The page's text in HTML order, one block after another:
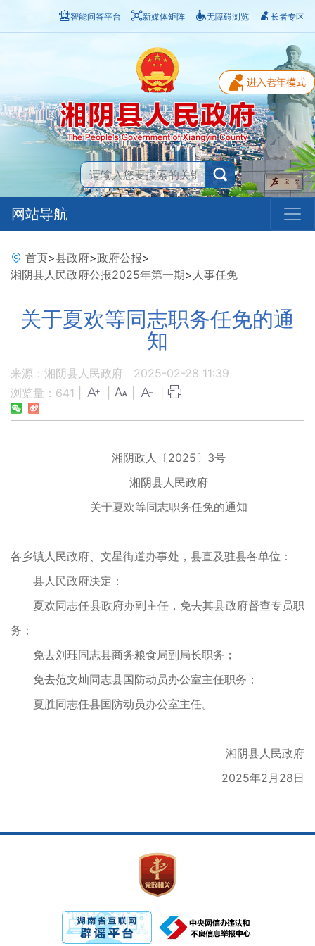
智能问答平台 新媒体矩阵 无障碍浏览 长者专区
网站导航
首页>县政府>政府公报>
湘阴县人民政府公报2025年第一期> 人事任免
关于夏欢等同志职务任免的通
知
来源：湘阴县人民政府
2025-02-28 11:39
浏览量： 641
湘阴政人〔2025〕3号
湘阴县人民政府
关于夏欢等同志职务任免的通知
各乡镇人民政府、文星街道办事处，县直及驻县各单位：
县人民政府决定：
夏欢同志任县政府办副主任，免去其县政府督查专员职
务；
免去刘珏同志县商务粮食局副局长职务；
免去范文灿同志县国防动员办公室主任职务；
夏胜同志任县国防动员办公室主任。
湘阴县人民政府
2025年2月28日